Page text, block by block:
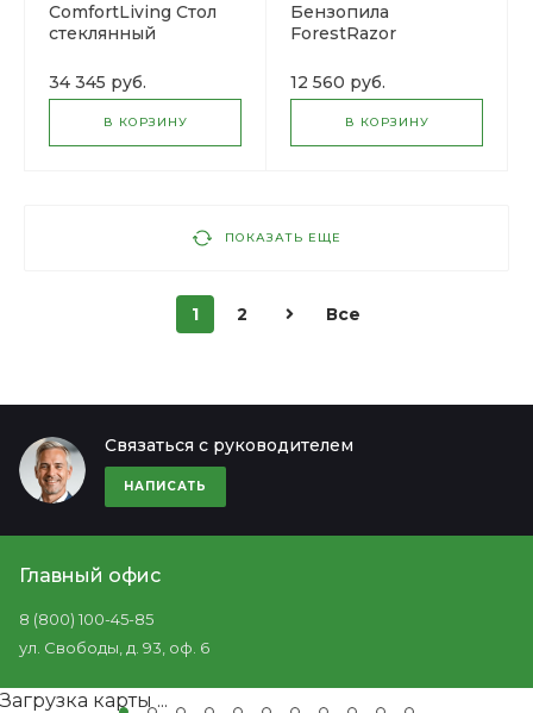
ComfortLiving Стол
стеклянный
34 345 руб.
В КОРЗИНУ
Бензопила
ForestRazor
12 560 руб.
В КОРЗИНУ
ПОКАЗАТЬ ЕЩЕ
1 2 Все
Связаться с руководителем
НАПИСАТЬ
Главный офис
8 (800) 100-45-85
ул. Свободы, д. 93, оф. 6
Загрузка карты ...